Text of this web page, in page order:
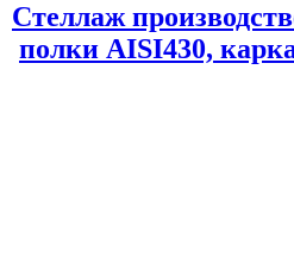
Стеллаж
полки AISI430,